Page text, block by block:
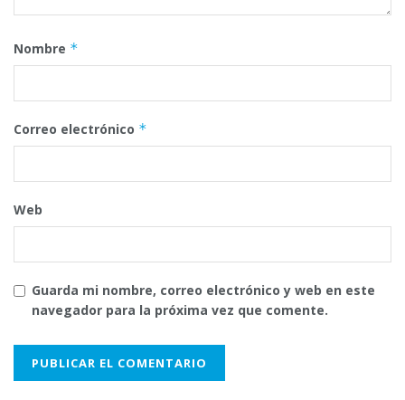
Nombre *
Correo electrónico *
Web
Guarda mi nombre, correo electrónico y web en este
navegador para la próxima vez que comente.